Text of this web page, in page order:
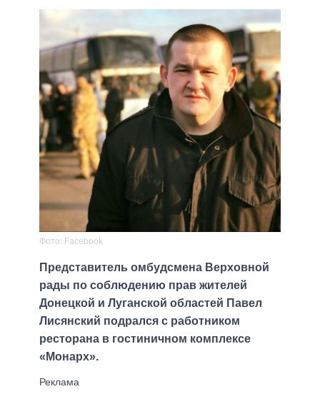
Фото: Facebook
Представитель омбудсмена Верховной
рады по соблюдению прав жителей
Донецкой и Луганской областей Павел
Лисянский подрался с работником
ресторана в гостиничном комплексе
«Монарх».